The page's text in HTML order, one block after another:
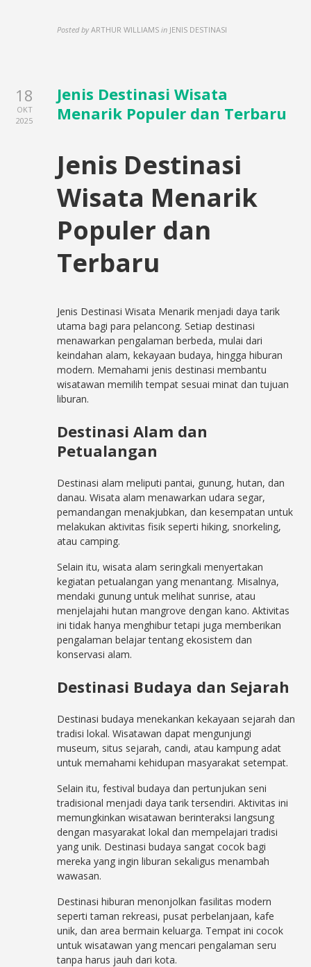
Posted by ARTHUR WILLIAMS in JENIS DESTINASI
18
OKT
2025
Jenis Destinasi Wisata
Menarik Populer dan Terbaru
Jenis Destinasi
Wisata Menarik
Populer dan
Terbaru
Jenis Destinasi Wisata Menarik menjadi daya tarik
utama bagi para pelancong. Setiap destinasi
menawarkan pengalaman berbeda, mulai dari
keindahan alam, kekayaan budaya, hingga hiburan
modern. Memahami jenis destinasi membantu
wisatawan memilih tempat sesuai minat dan tujuan
liburan.
Destinasi Alam dan
Petualangan
Destinasi alam meliputi pantai, gunung, hutan, dan
danau. Wisata alam menawarkan udara segar,
pemandangan menakjubkan, dan kesempatan untuk
melakukan aktivitas fisik seperti hiking, snorkeling,
atau camping.
Selain itu, wisata alam seringkali menyertakan
kegiatan petualangan yang menantang. Misalnya,
mendaki gunung untuk melihat sunrise, atau
menjelajahi hutan mangrove dengan kano. Aktivitas
ini tidak hanya menghibur tetapi juga memberikan
pengalaman belajar tentang ekosistem dan
konservasi alam.
Destinasi Budaya dan Sejarah
Destinasi budaya menekankan kekayaan sejarah dan
tradisi lokal. Wisatawan dapat mengunjungi
museum, situs sejarah, candi, atau kampung adat
untuk memahami kehidupan masyarakat setempat.
Selain itu, festival budaya dan pertunjukan seni
tradisional menjadi daya tarik tersendiri. Aktivitas ini
memungkinkan wisatawan berinteraksi langsung
dengan masyarakat lokal dan mempelajari tradisi
yang unik. Destinasi budaya sangat cocok bagi
mereka yang ingin liburan sekaligus menambah
wawasan.
Destinasi hiburan menonjolkan fasilitas modern
seperti taman rekreasi, pusat perbelanjaan, kafe
unik, dan area bermain keluarga. Tempat ini cocok
untuk wisatawan yang mencari pengalaman seru
tanpa harus jauh dari kota.